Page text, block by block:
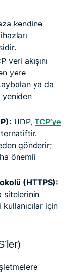
kendine
veri akışını
yere
ya da
UDP, TCP’ye
gönderir;
önemli
(HTTPS):
sitelerinin
için